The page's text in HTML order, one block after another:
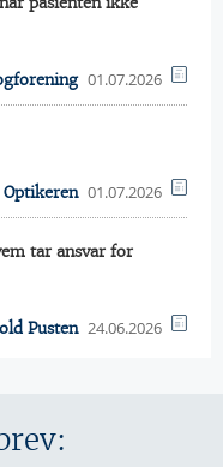
01.07.2026
Optikeren 01.07.2026
tar ansvar for
Pusten 24.06.2026